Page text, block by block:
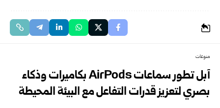
منوعات
آبل تطور سماعات AirPods بكاميرات وذكاء
بصري لتعزيز قدرات التفاعل مع البيئة المحيطة